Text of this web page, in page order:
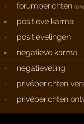
· forumberichten(
×
positieve karma
·
positievelingen
×
negatieve karma
·
negatieveling
·
privéberichten
· privéberichten